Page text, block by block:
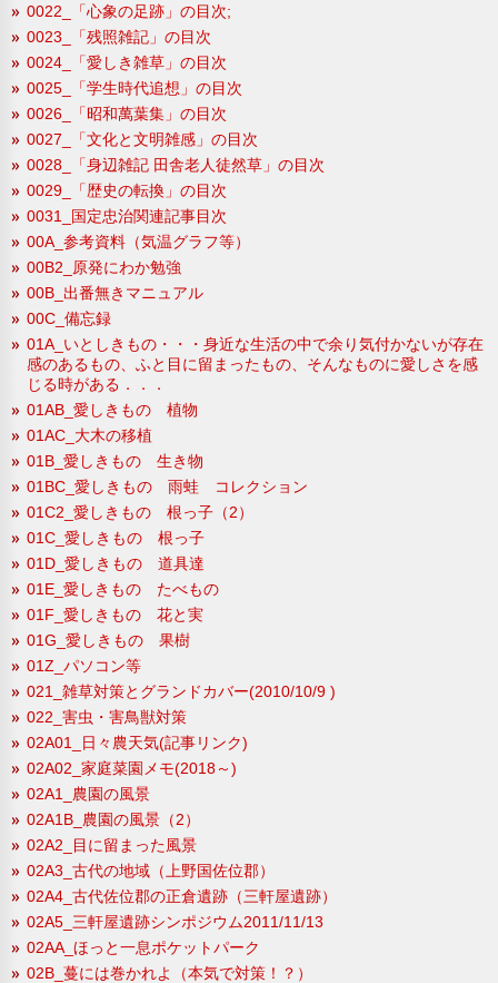
0022_「心象の足跡」の目次;
0023_「残照雑記」の目次
0024_「愛しき雑草」の目次
0025_「学生時代追想」の目次
0026_「昭和萬葉集」の目次
0027_「文化と文明雑感」の目次
0028_「身辺雑記 田舎老人徒然草」の目次
0029_「歴史の転換」の目次
0031_国定忠治関連記事目次
00A_参考資料（気温グラフ等）
00B2_原発にわか勉強
00B_出番無きマニュアル
00C_備忘録
01A_いとしきもの・・・身近な生活の中で余り気付かないが存在
感のあるもの、ふと目に留まったもの、そんなものに愛しさを感
じる時がある．．．
01AB_愛しきもの 植物
01AC_大木の移植
01B_愛しきもの 生き物
01BC_愛しきもの 雨蛙 コレクション
01C2_愛しきもの 根っ子（2）
01C_愛しきもの 根っ子
01D_愛しきもの 道具達
01E_愛しきもの たべもの
01F_愛しきもの 花と実
01G_愛しきもの 果樹
01Z_パソコン等
021_雑草対策とグランドカバー(2010/10/9 )
022_害虫・害鳥獣対策
02A01_日々農天気(記事リンク)
02A02_家庭菜園メモ(2018～)
02A1_農園の風景
02A1B_農園の風景（2）
02A2_目に留まった風景
02A3_古代の地域（上野国佐位郡）
02A4_古代佐位郡の正倉遺跡（三軒屋遺跡）
02A5_三軒屋遺跡シンポジウム2011/11/13
02AA_ほっと一息ポケットパーク
02B_蔓には巻かれよ（本気で対策！？）